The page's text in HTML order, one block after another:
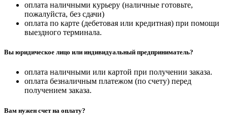
оплата наличными курьеру (наличные готовьте,
пожалуйста, без сдачи)
оплата по карте (дебетовая или кредитная) при помощи
выездного терминала.
Вы юридическое лицо или индивидуальный предприниматель?
оплата наличными или картой при получении заказа.
оплата безналичным платежом (по счету) перед
получением заказа.
Вам нужен счет на оплату?